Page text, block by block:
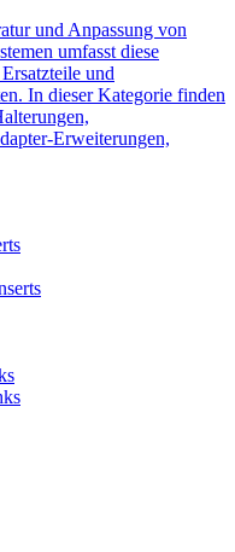
und Anpassung von
umfasst diese
und
In dieser Kategorie finden
Erweiterungen,